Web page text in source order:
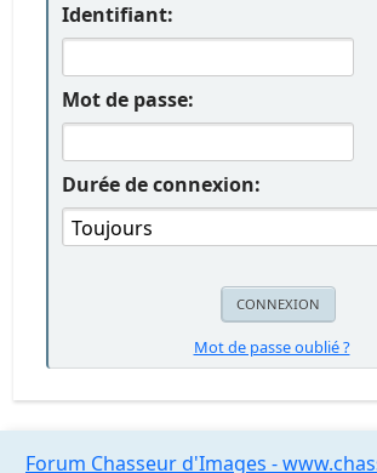
Identifiant:
Mot de passe:
Durée de connexion:
Mot de passe oublié ?
Forum Chasseur d'Images -